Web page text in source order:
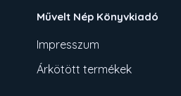
Művelt Nép Könyvkiadó
Impresszum
Árkötött termékek